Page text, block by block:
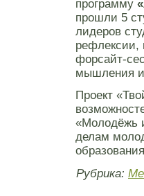
программу
прошли 5
лидеров
рефлексии,
форсайт-
мышления и
Проект
«Молодёжь
делам
Рубрика: